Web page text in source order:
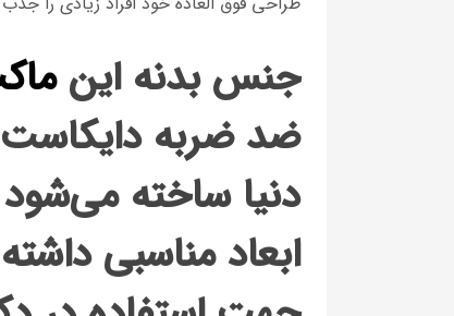
جنس بدنه این
ضد ضربه
دنیا ساخته می‌شود
ابعاد مناسبی